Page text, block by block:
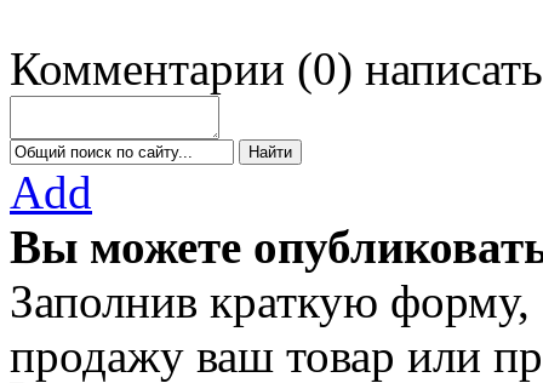
Комментарии (0) написать
Add
Вы можете
Заполнив краткую
продажу ваш товар или